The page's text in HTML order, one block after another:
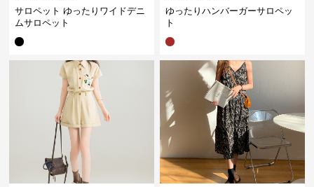
サロペット ゆったりワイドデニ
ムサロペット
ゆったりハンバーガーサロペッ
ト